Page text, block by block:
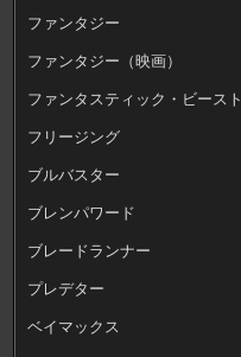
ファンタジー
ファンタジー（映画）
ファンタスティック・ビースト
フリージング
ブルバスター
ブレンパワード
ブレードランナー
プレデター
ベイマックス